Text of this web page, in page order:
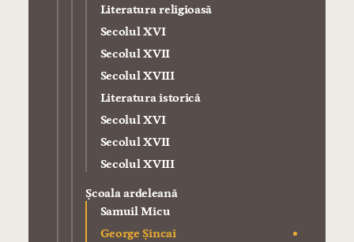
Literatura religioasă
Secolul XVI
Secolul XVII
Secolul XVIII
Literatura istorică
Secolul XVI
Secolul XVII
Secolul XVIII
Şcoala ardeleană
Samuil Micu
George Şincai